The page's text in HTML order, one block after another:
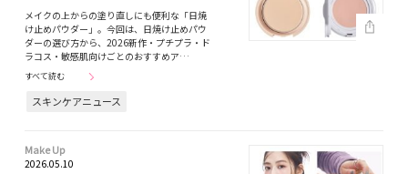
メイクの上からの塗り直しにも便利な「日焼
け止めパウダー」。今回は、日焼け止めパウ
ダーの選び方から、2026新作・プチプラ・ド
ラコス・敏感肌向けごとのおすすめア…
すべて読む
スキンケアニュース
Make Up
2026.05.10